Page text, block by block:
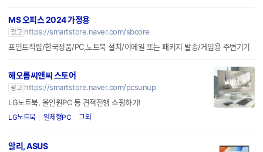
MS 오피스 2024 가정용
광고 https://smartstore.naver.com/sbcore
포인트적립/한국정품/PC,노트북 설치/이메일 또는 패키지 발송/게임용 주변기기
해오름씨앤씨 스토어
광고 https://smartstore.naver.com/pcsunup
LG노트북, 올인원PC 등 견적진행 쇼핑하기!
LG노트북 일체형PC 그외
알리, ASUS